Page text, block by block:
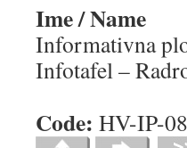
Ime / Name
Informativna
Infotafel –
Code: